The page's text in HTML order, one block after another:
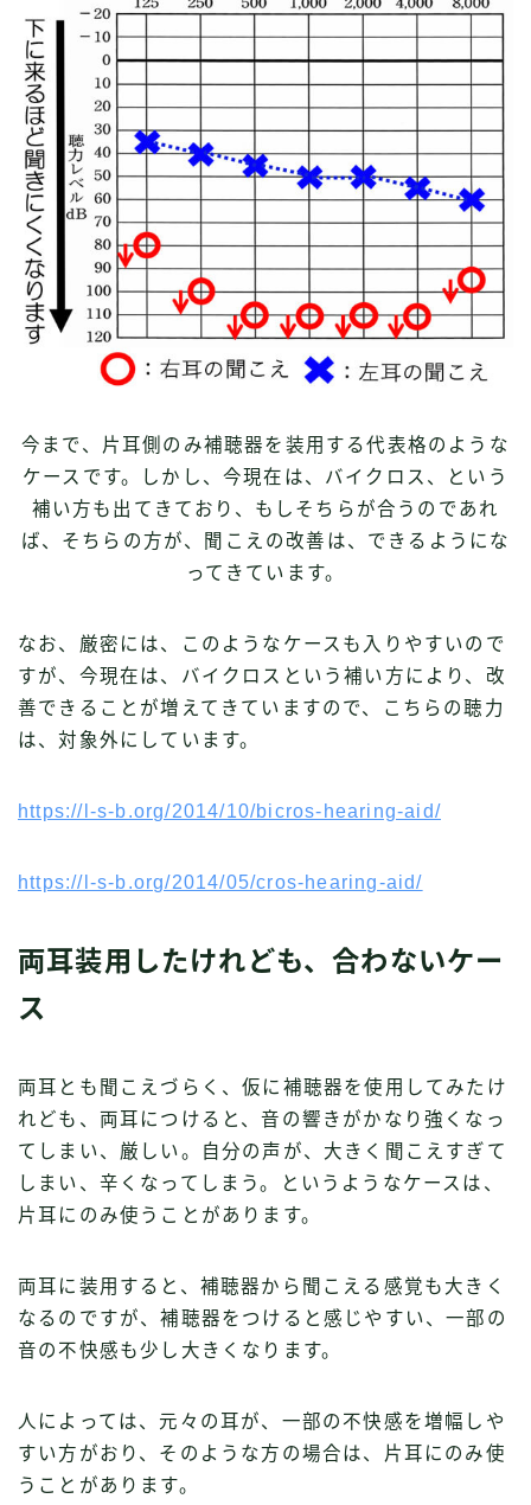
今まで、片耳側のみ補聴器を装用する代表格のような
ケースです。しかし、今現在は、バイクロス、という
補い方も出てきており、もしそちらが合うのであれ
ば、そちらの方が、聞こえの改善は、できるようにな
ってきています。
なお、厳密には、このようなケースも入りやすいので
すが、今現在は、バイクロスという補い方により、改
善できることが増えてきていますので、こちらの聴力
は、対象外にしています。
https://l-s-b.org/2014/10/bicros-hearing-aid/
https://l-s-b.org/2014/05/cros-hearing-aid/
両耳装用したけれども、合わないケー
ス
両耳とも聞こえづらく、仮に補聴器を使用してみたけ
れども、両耳につけると、音の響きがかなり強くなっ
てしまい、厳しい。自分の声が、大きく聞こえすぎて
しまい、辛くなってしまう。というようなケースは、
片耳にのみ使うことがあります。
両耳に装用すると、補聴器から聞こえる感覚も大きく
なるのですが、補聴器をつけると感じやすい、一部の
音の不快感も少し大きくなります。
人によっては、元々の耳が、一部の不快感を増幅しや
すい方がおり、そのような方の場合は、片耳にのみ使
うことがあります。